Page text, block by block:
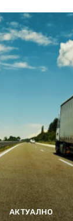
АКТУАЛНО